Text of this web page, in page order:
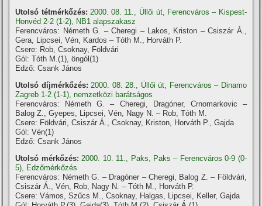
Utolsó tétmérkőzés: 2000. 08. 11., Üllői út, Ferencváros – Kispest-
Honvéd 2-2 (1-2), NB1 alapszakasz
Ferencváros: Németh G. – Cheregi – Lakos, Kriston – Csiszár Á.,
Gera, Lipcsei, Vén, Kardos – Tóth M., Horváth P.
Csere: Rob, Csoknay, Földvári
Gól: Tóth M.(1), öngól(1)
Edző: Csank János
Utolsó díjmérkőzés: 2000. 08. 28., Üllői út, Ferencváros – Dinamo
Zagreb 1-2 (1-1), nemzetközi barátságos
Ferencváros: Németh G. – Cheregi, Dragóner, Crnomarkovic –
Balog Z., Gyepes, Lipcsei, Vén, Nagy N. – Rob, Tóth M.
Csere: Földvári, Csiszár Á., Csoknay, Kriston, Horváth P., Gajda
Gól: Vén(1)
Edző: Csank János
Utolsó mérkőzés:2000. 10. 11., Paks, Paks – Ferencváros 0-9 (0-
5), Edzőmérkőzés
Ferencváros: Németh G. – Dragóner – Cheregi, Balog Z. – Földvári,
Csiszár Á., Vén, Rob, Nagy N. – Tóth M., Horváth P.
Csere: Vámos, Szűcs M., Csoknay, Halgas, Lipcsei, Keller, Gajda